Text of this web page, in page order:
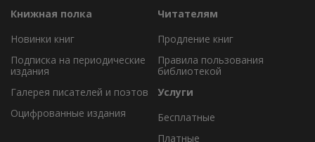
Книжная полка
Новинки книг
Подписка на периодические
издания
Галерея писателей и поэтов
Оцифрованные издания
Читателям
Продление книг
Правила пользования
библиотекой
Услуги
Бесплатные
Платные